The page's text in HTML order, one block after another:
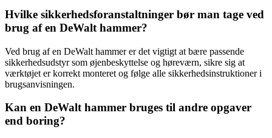
Hvilke sikkerhedsforanstaltninger bør man tage ved
brug af en DeWalt hammer?
Ved brug af en DeWalt hammer er det vigtigt at bære passende
sikkerhedsudstyr som øjenbeskyttelse og høreværn, sikre sig at
værktøjet er korrekt monteret og følge alle sikkerhedsinstruktioner i
brugsanvisningen.
Kan en DeWalt hammer bruges til andre opgaver
end boring?